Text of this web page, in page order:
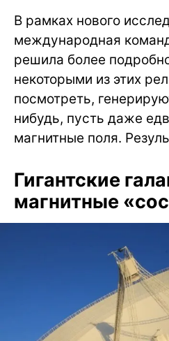
В рамках нового
международная
решила более
некоторыми из этих
посмотреть,
нибудь, пусть даже
магнитные поля.
Гигантские
магнитные